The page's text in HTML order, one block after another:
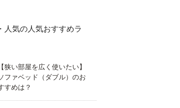
人気の人気おすすめラ
【狭い部屋を広く使いたい】
ファベッド（ダブル）のお
すめは？